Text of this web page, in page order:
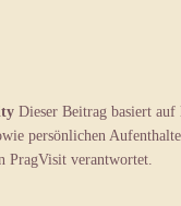
Dieser Beitrag basiert auf
persönlichen
PragVisit verantwortet.